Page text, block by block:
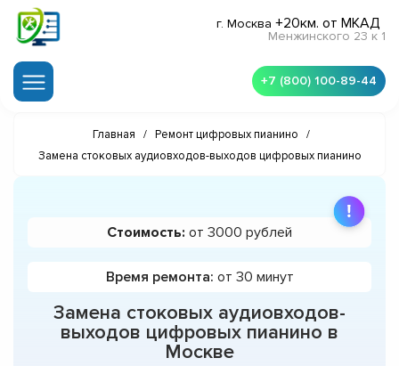
г. Москва +20км. от МКАД
Менжинского 23 к 1
+7 (800) 100-89-44
Главная / Ремонт цифровых пианино
/
Замена стоковых аудиовходов-выходов цифровых пианино
Замена стоковых аудиовходов-
выходов цифровых пианино в
Москве
Стоимость: от 3000 рублей
Время ремонта: от 30 минут